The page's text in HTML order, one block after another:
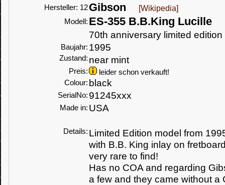
Hersteller: 12Gibson [Wikipedia]
Modell: ES-355 B.B.King Lucille
70th anniversary limited edition
Baujahr: 1995
Zustand: near mint
Preis:
leider schon verkauft!
Colour: black
SerialNo: 91245xxx
Made in: USA
Details: Limited Edition model from
with B.B. King inlay on
very rare to find!
Has no COA and regarding
a few and they came without a